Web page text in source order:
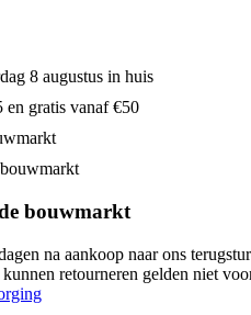
8 augustus in huis
gratis vanaf €50
bouwmarkt
na aankoop naar ons
retourneren gelden niet